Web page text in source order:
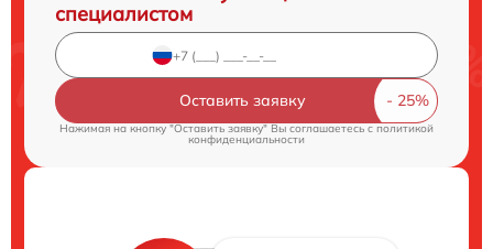
специалистом
Оставить заявку
Нажимая на кнопку "Оставить заявку" Вы соглашаетесь cполитикой
конфиденциальности